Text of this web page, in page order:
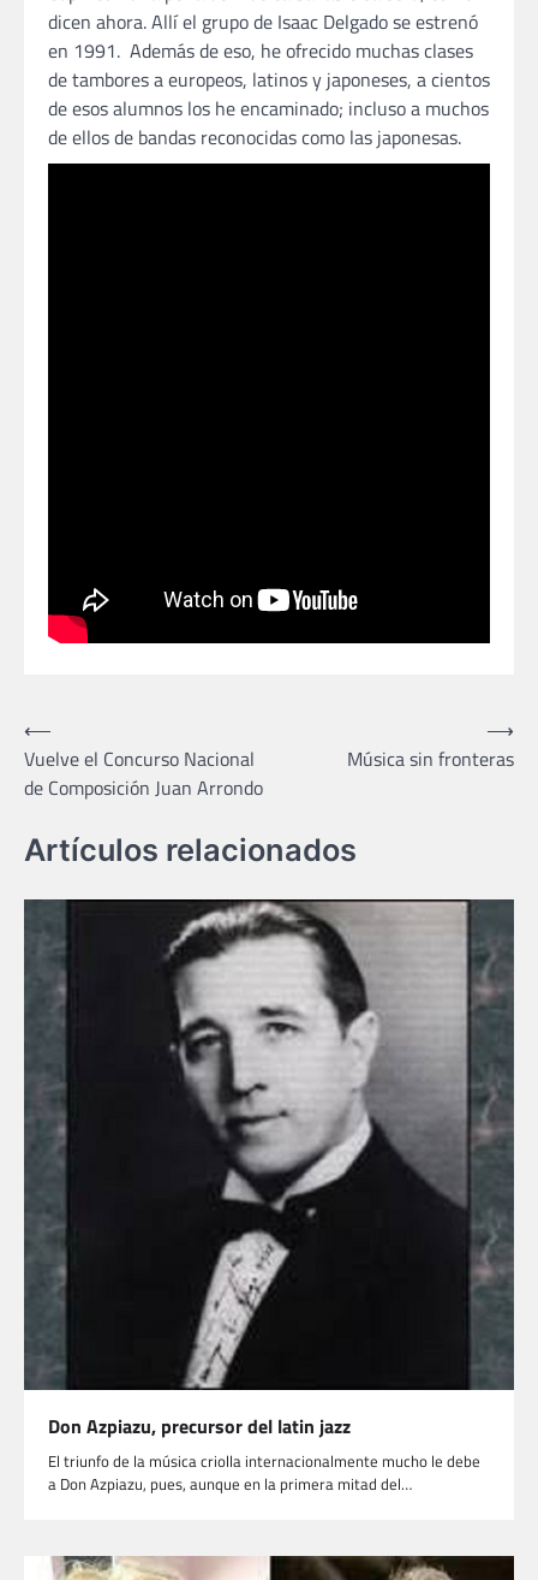
dicen ahora. Allí el grupo de Isaac Delgado se estrenó
en 1991. Además de eso, he ofrecido muchas clases
de tambores a europeos, latinos y japoneses, a cientos
de esos alumnos los he encaminado; incluso a muchos
de ellos de bandas reconocidas como las japonesas.
Navegación
de
entradas
⟵
Vuelve el Concurso Nacional
de Composición Juan Arrondo
Música sin fronteras
⟶
Artículos relacionados
Don Azpiazu, precursor del latin jazz
El triunfo de la música criolla internacionalmente mucho le debe
a Don Azpiazu, pues, aunque en la primera mitad del…